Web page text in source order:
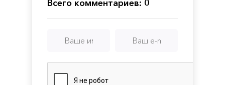
Всего комментариев: 0